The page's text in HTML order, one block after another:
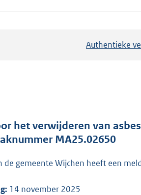
Authentieke
het verwijderen van
MA25.02650
de gemeente Wijchen heeft een
14 november 2025